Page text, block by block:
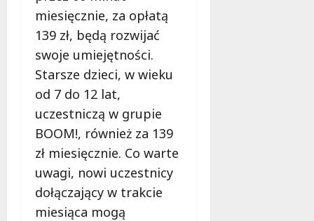
miesięcznie, za opłatą
139 zł, będą rozwijać
swoje umiejętności.
Starsze dzieci, w wieku
od 7 do 12 lat,
uczestniczą w grupie
BOOM!, również za 139
zł miesięcznie. Co warte
uwagi, nowi uczestnicy
dołączający w trakcie
miesiąca mogą